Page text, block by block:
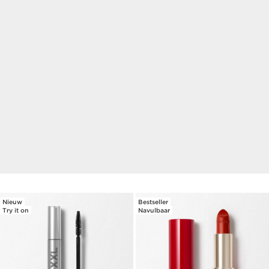
Nieuw
Try it on
Bestseller
Navulbaar